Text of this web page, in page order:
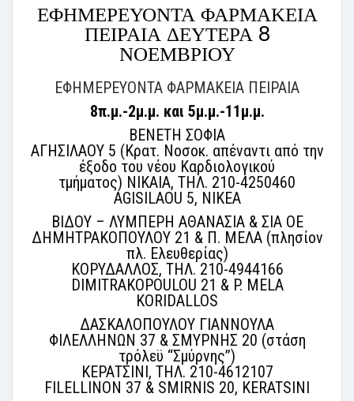
ΕΦΗΜΕΡΕΥΟΝΤΑ ΦΑΡΜΑΚΕΙΑ
ΠΕΙΡΑΙΑ ΔΕΥΤΕΡΑ 8
ΝΟΕΜΒΡΙΟΥ
ΕΦΗΜΕΡΕΥΟΝΤΑ ΦΑΡΜΑΚΕΙΑ ΠΕΙΡΑΙΑ
8π.μ.-2μ.μ. και 5μ.μ.-11μ.μ.
ΒΕΝΕΤΗ ΣΟΦΙΑ
ΑΓΗΣΙΛΑΟΥ 5 (Κρατ. Νοσοκ. απέναντι από την
έξοδο του νέου Καρδιολογικού
τμήματος) ΝΙΚΑΙΑ, ΤΗΛ. 210-4250460
AGISILAOU 5, NIKEA
ΒΙΔΟΥ – ΛΥΜΠΕΡΗ ΑΘΑΝΑΣΙΑ & ΣΙΑ ΟΕ
ΔΗΜΗΤΡΑΚΟΠΟΥΛΟΥ 21 & Π. ΜΕΛΑ (πλησίον
πλ. Ελευθερίας)
ΚΟΡΥΔΑΛΛΟΣ, ΤΗΛ. 210-4944166
DIMITRAKOPOULOU 21 & P. MELA
KORIDALLOS
ΔΑΣΚΑΛΟΠΟΥΛΟΥ ΓΙΑΝΝΟΥΛΑ
ΦΙΛΕΛΛΗΝΩΝ 37 & ΣΜΥΡΝΗΣ 20 (στάση
τρόλεϋ ‘‘Σμύρνης’’)
ΚΕΡΑΤΣΙΝΙ, ΤΗΛ. 210-4612107
FILELLINON 37 & SMIRNIS 20, KERATSINI